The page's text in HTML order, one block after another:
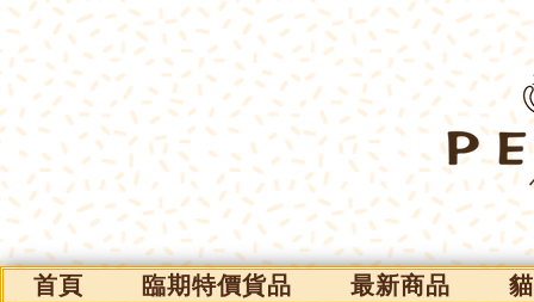
首頁 臨期特價貨品 最新商品